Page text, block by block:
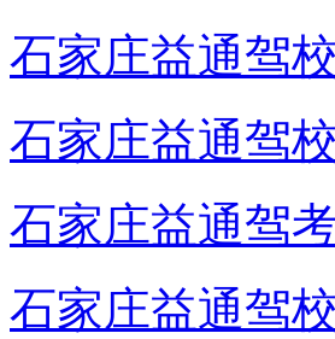
石家庄益通驾
石家庄益通驾
石家庄益通驾
石家庄益通驾